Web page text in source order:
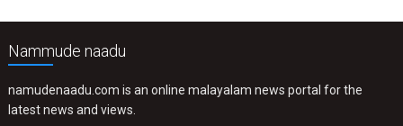
Nammude naadu
namudenaadu.com is an online malayalam news portal for the
latest news and views.